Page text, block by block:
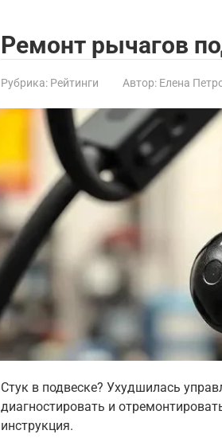
Ремонт рычагов
Рубрика: Рейтинги Автор: Елена
Стук в подвеске? Ухудшилась
диагностировать и
инструкция.